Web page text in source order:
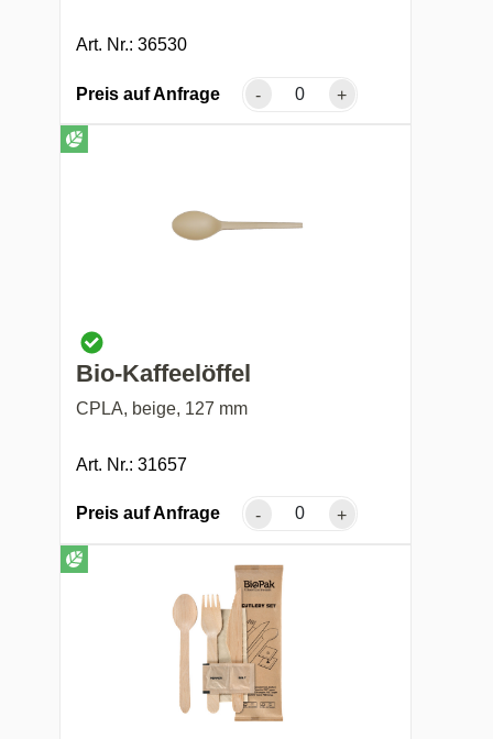
Art. Nr.: 36530
Preis auf Anfrage - +
Bio-Kaffeelöffel
CPLA, beige, 127 mm
Art. Nr.: 31657
Preis auf Anfrage - +